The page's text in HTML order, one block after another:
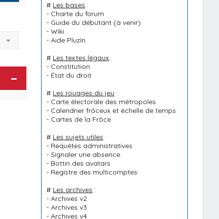
# Les bases :
- Charte du forum
- Guide du débutant (à venir)
-Wiki
-Aide PluzIn
# Les textes légaux :
- Constitution
- État du droit
# Les rouages du jeu :
- Carte électorale des métropoles
- Calendrier frôceux et échelle de temps
- Cartes de la Frôce
# Les sujets utiles :
- Requêtes administratives
-Signaler une absence
- Bottin des avatars
- Registre des multicomptes
# Les archives :
-Archives v2
-Archives v3
-Archives v4